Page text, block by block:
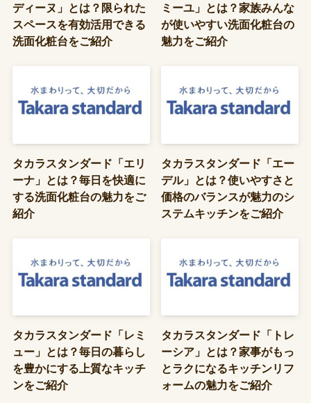
ディーヌ」とは？限られた
スペースを有効活用できる
洗面化粧台をご紹介
ミーユ」とは？家族みんな
が使いやすい洗面化粧台の
魅力をご紹介
タカラスタンダード「エリ
ーナ」とは？毎日を快適に
する洗面化粧台の魅力をご
紹介
タカラスタンダード「エー
デル」とは？使いやすさと
価格のバランスが魅力のシ
ステムキッチンをご紹介
タカラスタンダード「レミ
ュー」とは？毎日の暮らし
を豊かにする上質なキッチ
ンをご紹介
タカラスタンダード「トレ
ーシア」とは？家事がもっ
とラクになるキッチンリフ
ォームの魅力をご紹介